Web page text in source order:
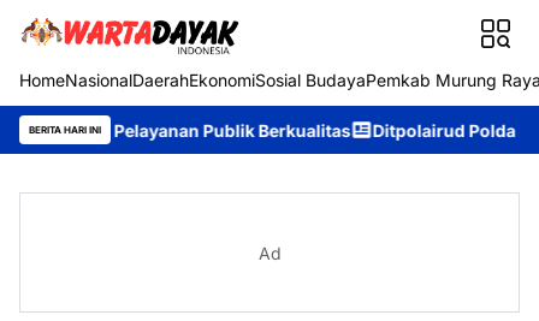
HomeNasionalDaerahEkonomiSosial BudayaPemkab Murung
BERITA HARI INI
Publik Berkualitas Ditpolairud Polda Kalteng Sambangi
Ad